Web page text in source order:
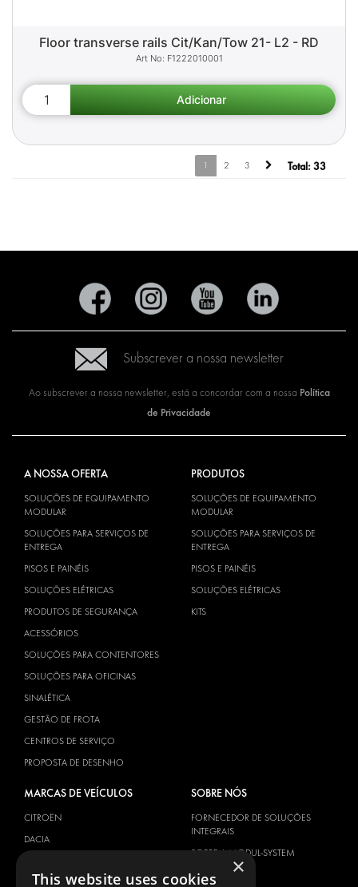
Floor transverse rails Cit/Kan/Tow 21- L2 - RD
F1222010001
1 2 3 Total: 33
Subscrever a nossa newsletter
Ao subscrever a nossa newsletter, está a concordar com a nossa Política
de Privacidade
A NOSSA OFERTA
SOLUÇÕES DE EQUIPAMENTO
MODULAR
SOLUÇÕES PARA SERVIÇOS DE
ENTREGA
PISOS E PAINÉIS
SOLUÇÕES ELÉTRICAS
PRODUTOS DE SEGURANÇA
ACESSÓRIOS
SOLUÇÕES PARA CONTENTORES
SOLUÇÕES PARA OFICINAS
SINALÉTICA
GESTÃO DE FROTA
CENTROS DE SERVIÇO
PROPOSTA DE DESENHO
PRODUTOS
SOLUÇÕES DE EQUIPAMENTO
MODULAR
SOLUÇÕES PARA SERVIÇOS DE
ENTREGA
PISOS E PAINÉIS
SOLUÇÕES ELÉTRICAS
KITS
MARCAS DE VEÍCULOS
CITROËN
DACIA
FORD
SOBRE NÓS
FORNECEDOR DE SOLUÇÕES
INTEGRAIS
SOBRE A MODUL-SYSTEM
DOWNLOADS
×
This website uses cookies